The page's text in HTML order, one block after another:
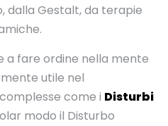
dalla Gestalt, da terapie
a fare ordine nella mente
utile nel
come i Disturbi
modo il Disturbo